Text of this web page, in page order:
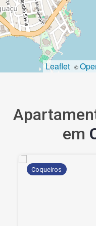
Leaflet | ©
em
Coqueiros